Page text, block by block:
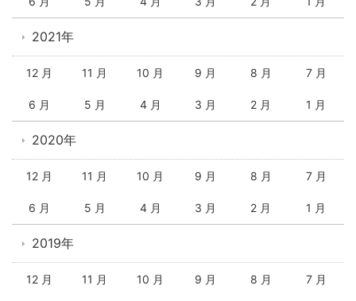
2021年
12 月 11 月 10 月 9 月 8 月 7 月
6 月 5 月 4 月 3 月 2 月 1 月
2020年
12 月 11 月 10 月 9 月 8 月 7 月
6 月 5 月 4 月 3 月 2 月 1 月
2019年
12 月 11 月 10 月 9 月 8 月 7 月